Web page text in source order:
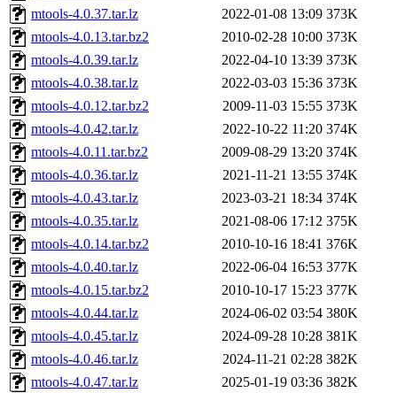
mtools-4.0.37.tar.lz
2022-01-08 13:09 373K
mtools-4.0.13.tar.bz2
2010-02-28 10:00 373K
mtools-4.0.39.tar.lz
2022-04-10 13:39 373K
mtools-4.0.38.tar.lz
2022-03-03 15:36 373K
mtools-4.0.12.tar.bz2
2009-11-03 15:55 373K
mtools-4.0.42.tar.lz
2022-10-22 11:20 374K
mtools-4.0.11.tar.bz2
2009-08-29 13:20 374K
mtools-4.0.36.tar.lz
2021-11-21 13:55 374K
mtools-4.0.43.tar.lz
2023-03-21 18:34 374K
mtools-4.0.35.tar.lz
2021-08-06 17:12 375K
mtools-4.0.14.tar.bz2
2010-10-16 18:41 376K
mtools-4.0.40.tar.lz
2022-06-04 16:53 377K
mtools-4.0.15.tar.bz2
2010-10-17 15:23 377K
mtools-4.0.44.tar.lz
2024-06-02 03:54 380K
mtools-4.0.45.tar.lz
2024-09-28 10:28 381K
mtools-4.0.46.tar.lz
2024-11-21 02:28 382K
mtools-4.0.47.tar.lz
2025-01-19 03:36 382K